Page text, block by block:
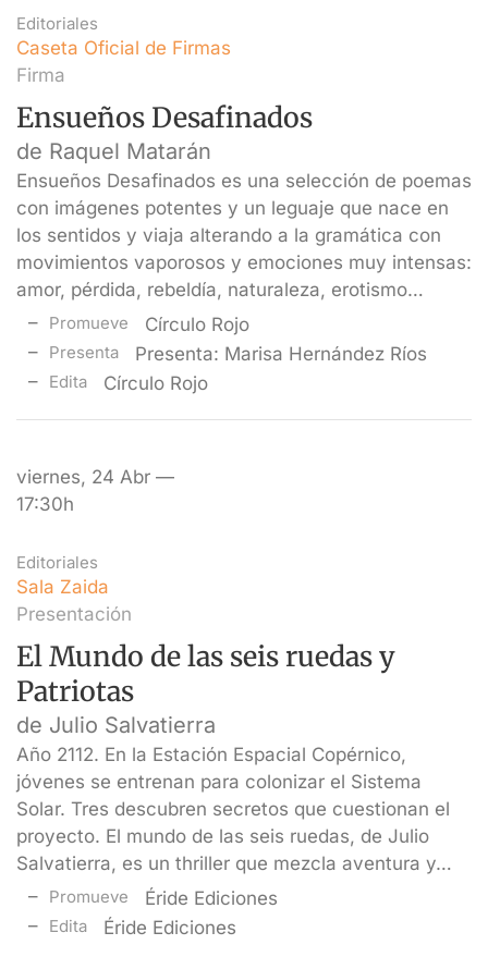
Editoriales
Caseta Oficial de Firmas
Firma
Ensueños Desafinados
de Raquel Matarán
Ensueños Desafinados es una selección de poemas
con imágenes potentes y un leguaje que nace en
los sentidos y viaja alterando a la gramática con
movimientos vaporosos y emociones muy intensas:
amor, pérdida, rebeldía, naturaleza, erotismo…
Promueve Círculo Rojo
Presenta Presenta: Marisa Hernández Ríos
Edita Círculo Rojo
viernes, 24 Abr —
17:30h
Editoriales
Sala Zaida
Presentación
El Mundo de las seis ruedas y
Patriotas
de Julio Salvatierra
Año 2112. En la Estación Espacial Copérnico,
jóvenes se entrenan para colonizar el Sistema
Solar. Tres descubren secretos que cuestionan el
proyecto. El mundo de las seis ruedas, de Julio
Salvatierra, es un thriller que mezcla aventura y…
Promueve Éride Ediciones
Edita Éride Ediciones